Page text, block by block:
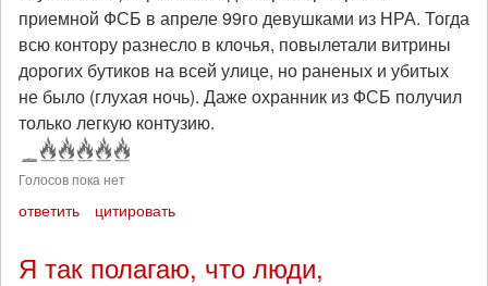
приемной ФСБ в апреле 99го девушками из НРА. Тогда
всю контору разнесло в клочья, повылетали витрины
дорогих бутиков на всей улице, но раненых и убитых
не было (глухая ночь). Даже охранник из ФСБ получил
только легкую контузию.
Голосов пока нет
ответить цитировать
Я так полагаю, что люди,